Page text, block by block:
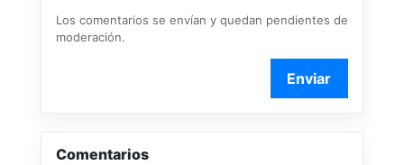
Los comentarios se envían y quedan pendientes de
moderación.
Enviar
Comentarios